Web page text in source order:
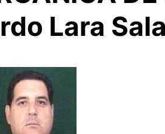
Lara